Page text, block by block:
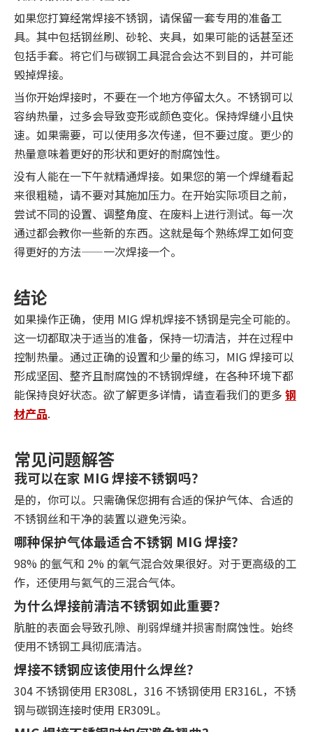
如果您打算经常焊接不锈钢，请保留一套专用的准备工
具。其中包括钢丝刷、砂轮、夹具，如果可能的话甚至还
包括手套。将它们与碳钢工具混合会达不到目的，并可能
毁掉焊接。
当你开始焊接时，不要在一个地方停留太久。不锈钢可以
容纳热量，过多会导致变形或颜色变化。保持焊缝小且快
速。如果需要，可以使用多次传递，但不要过度。更少的
热量意味着更好的形状和更好的耐腐蚀性。
没有人能在一下午就精通焊接。如果您的第一个焊缝看起
来很粗糙，请不要对其施加压力。在开始实际项目之前，
尝试不同的设置、调整角度、在废料上进行测试。每一次
通过都会教你一些新的东西。这就是每个熟练焊工如何变
得更好的方法——一次焊接一个。
结论
如果操作正确，使用 MIG 焊机焊接不锈钢是完全可能的。
这一切都取决于适当的准备，保持一切清洁，并在过程中
控制热量。通过正确的设置和少量的练习，MIG 焊接可以
形成坚固、整齐且耐腐蚀的不锈钢焊缝，在各种环境下都
能保持良好状态。欲了解更多详情，请查看我们的更多 钢
材产品.
常见问题解答
我可以在家 MIG 焊接不锈钢吗？
是的，你可以。只需确保您拥有合适的保护气体、合适的
不锈钢丝和干净的装置以避免污染。
哪种保护气体最适合不锈钢 MIG 焊接？
98% 的氩气和 2% 的氧气混合效果很好。对于更高级的工
作，还使用与氦气的三混合气体。
为什么焊接前清洁不锈钢如此重要？
肮脏的表面会导致孔隙、削弱焊缝并损害耐腐蚀性。始终
使用不锈钢工具彻底清洁。
焊接不锈钢应该使用什么焊丝？
304 不锈钢使用 ER308L，316 不锈钢使用 ER316L，不锈
钢与碳钢连接时使用 ER309L。